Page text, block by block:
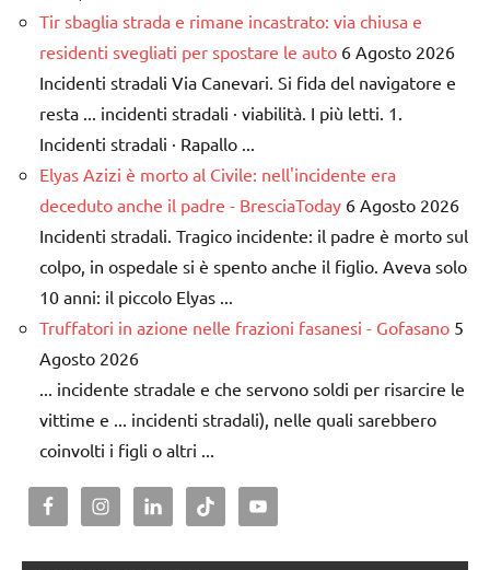
Tir sbaglia strada e rimane incastrato: via chiusa e
residenti svegliati per spostare le auto 6 Agosto 2026
Incidenti stradali Via Canevari. Si fida del navigatore e
resta ... incidenti stradali · viabilità. I più letti. 1.
Incidenti stradali · Rapallo ...
Elyas Azizi è morto al Civile: nell'incidente era
deceduto anche il padre - BresciaToday 6 Agosto 2026
Incidenti stradali. Tragico incidente: il padre è morto sul
colpo, in ospedale si è spento anche il figlio. Aveva solo
10 anni: il piccolo Elyas ...
Truffatori in azione nelle frazioni fasanesi - Gofasano 5
Agosto 2026
... incidente stradale e che servono soldi per risarcire le
vittime e ... incidenti stradali), nelle quali sarebbero
coinvolti i figli o altri ...